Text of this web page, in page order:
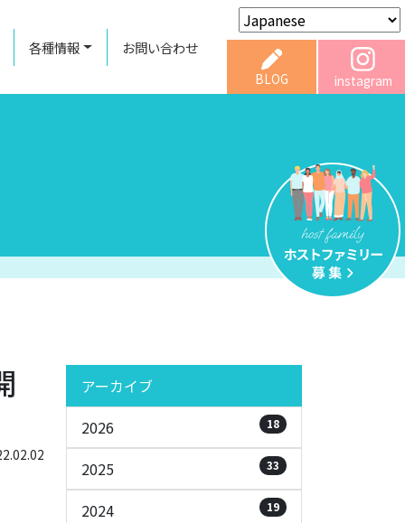
各種情報 お問い合わせ
BLOG instagram
アーカイブ
2026
18
2025 33
2024 19